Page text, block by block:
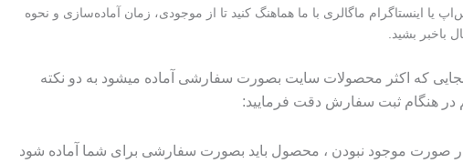
یا اینستاگرام ماگالری با ما هماهنگ کنید تا از موجودی، زمان آماده‌سازی و نحوه
باخبر بشید.
که اکثر محصولات سایت بصورت سفارشی آماده میشود به دو نکته
در هنگام ثبت سفارش دقت فرمایید:
صورت موجود نبودن ، محصول باید بصورت سفارشی برای شما آماده شود